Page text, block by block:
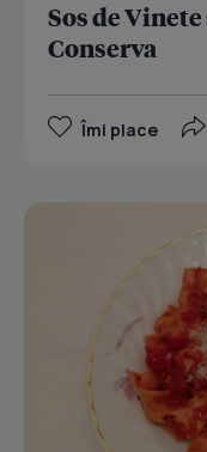
Sos de
Conserva
Îmi place